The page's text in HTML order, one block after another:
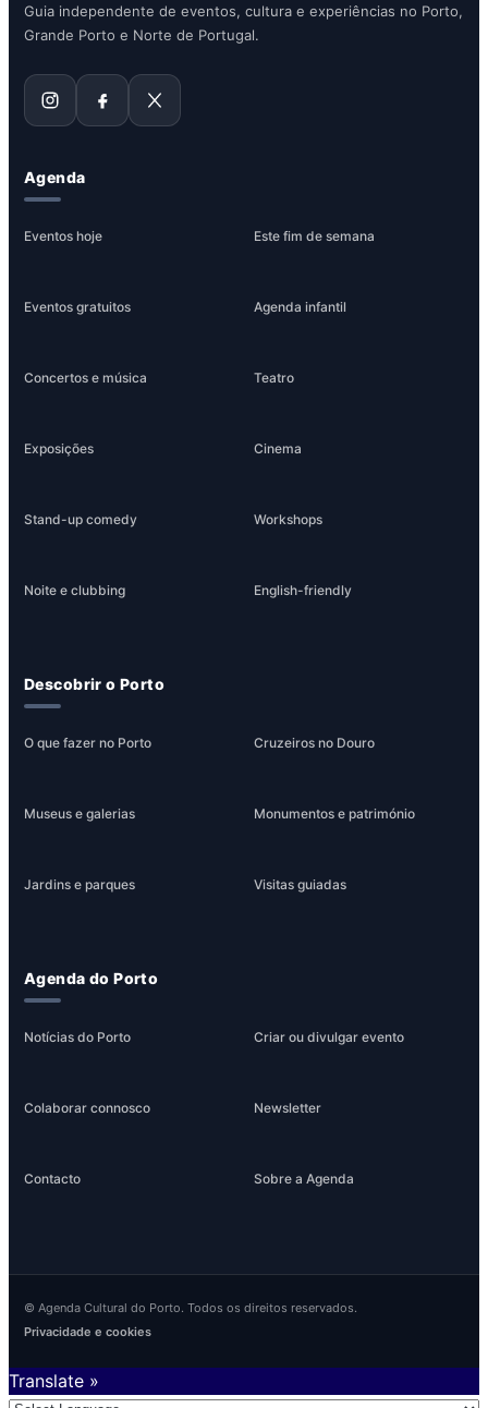
Guia independente de eventos, cultura e experiências no Porto,
Grande Porto e Norte de Portugal.
Agenda
Eventos hoje Este fim de semana
Eventos gratuitos Agenda infantil
Concertos e música Teatro
Exposições Cinema
Stand-up comedy Workshops
Noite e clubbing English-friendly
Descobrir o Porto
O que fazer no Porto Cruzeiros no Douro
Museus e galerias Monumentos e património
Jardins e parques Visitas guiadas
Agenda do Porto
Notícias do Porto Criar ou divulgar evento
Colaborar connosco Newsletter
Contacto Sobre a Agenda
© Agenda Cultural do Porto. Todos os direitos reservados.
Privacidade e cookies
Translate »